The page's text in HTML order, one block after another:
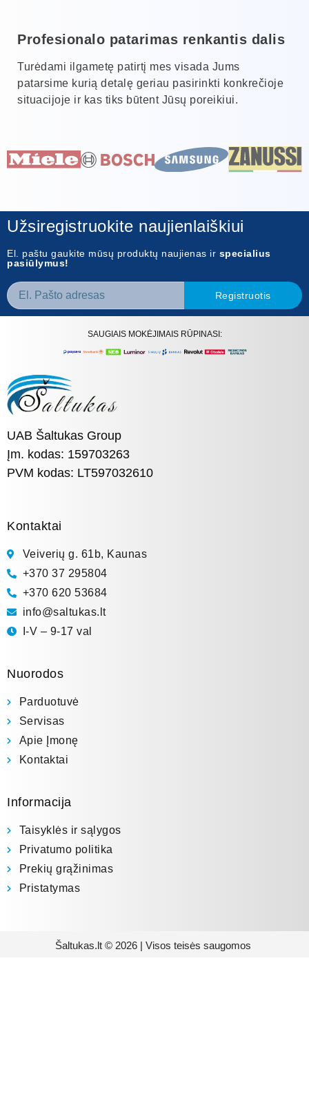
Profesionalo patarimas renkantis dalis
Turėdami ilgametę patirtį mes visada Jums
patarsime kurią detalę geriau pasirinkti konkrečioje
situacijoje ir kas tiks būtent Jūsų poreikiui.
Užsiregistruokite naujienlaiškiui
El. paštu gaukite mūsų produktų naujienas ir specialius
pasiūlymus!
Registruotis
SAUGIAIS MOKĖJIMAIS RŪPINASI:
UAB Šaltukas Group
Įm. kodas: 159703263
PVM kodas: LT597032610
Kontaktai
Veiverių g. 61b, Kaunas
+370 37 295804
+370 620 53684
info@saltukas.lt
I-V – 9-17 val
Nuorodos
Parduotuvė
Servisas
Apie Įmonę
Kontaktai
Informacija
Taisyklės ir sąlygos
Privatumo politika
Prekių grąžinimas
Pristatymas
Šaltukas.lt © 2026 | Visos teisės saugomos